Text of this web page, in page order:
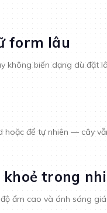
form lâu
không biến dạng dù đặt
hoặc để tự nhiên — cây
khoẻ trong
ẩm cao và ánh sáng